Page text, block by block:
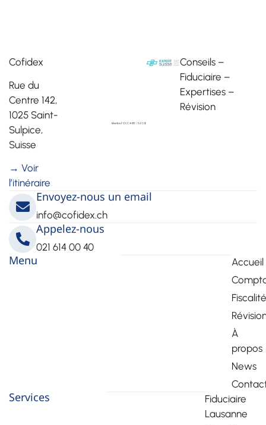
Cofidex
Rue du
Centre 142,
1025 Saint-
Sulpice,
Suisse
→ Voir
l’itinéraire
Conseils –
Fiduciaire –
Expertises –
Révision
Envoyez-nous un email
info@cofidex.ch
Appelez-nous
021 614 00 40
Menu
Accueil
Fiscalité
À
propos
News
Services
Fiduciaire
Lausanne